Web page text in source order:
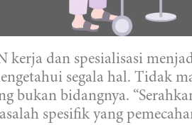
kerja dan spesialisasi
segala hal. Tidak
bukan bidangnya.
spesifik yang